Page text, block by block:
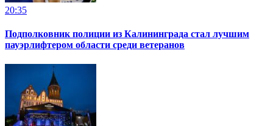
20:35
Подполковник полиции из Калининграда стал лучшим
пауэрлифтером области среди ветеранов